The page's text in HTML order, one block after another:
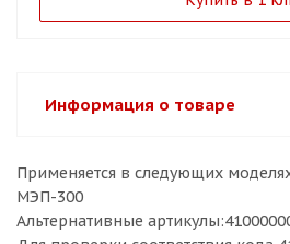
Информация о товаре
Применяется в следующих
МЭП-300
Альтернативные